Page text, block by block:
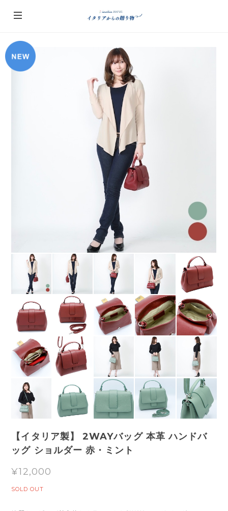
【イタリア製】 2WAYバッグ 本革 ハンドバ
ッグ ショルダー 赤・ミント
¥12,000
SOLD OUT